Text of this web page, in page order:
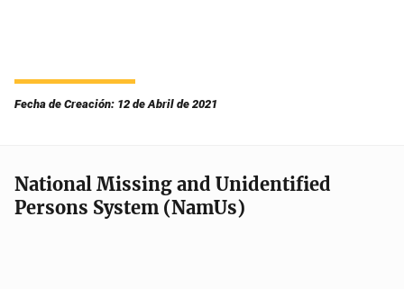
Fecha de Creación: 12 de Abril de 2021
National Missing and Unidentified
Persons System (NamUs)